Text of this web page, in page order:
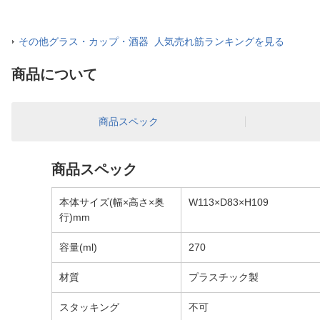
その他グラス・カップ・酒器 人気売れ筋ランキングを見る
商品について
商品スペック
商品スペック
本体サイズ(幅×高さ×奥
行)mm
W113×D83×H109
容量(ml) 270
材質 プラスチック製
スタッキング 不可